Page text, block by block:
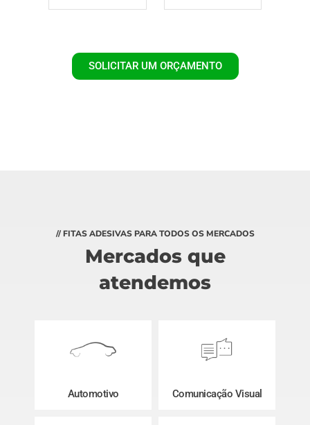
SOLICITAR UM ORÇAMENTO
// FITAS ADESIVAS PARA TODOS OS MERCADOS
Mercados que
atendemos
Automotivo Comunicação Visual